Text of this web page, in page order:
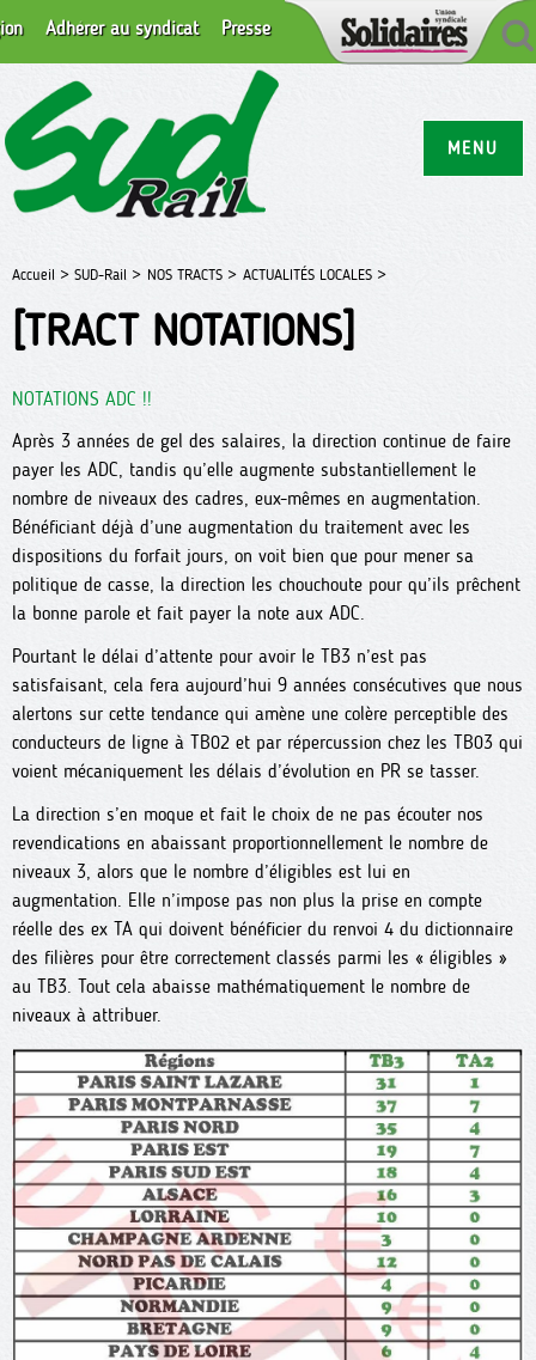
MENU
Adhérer au syndicat Presse
Accueil > SUD-Rail > NOS TRACTS > ACTUALITÉS LOCALES >
[TRACT NOTATIONS]
NOTATIONS ADC !!
Après 3 années de gel des salaires, la direction continue de faire
payer les ADC, tandis qu’elle augmente substantiellement le
nombre de niveaux des cadres, eux-mêmes en augmentation.
Bénéficiant déjà d’une augmentation du traitement avec les
dispositions du forfait jours, on voit bien que pour mener sa
politique de casse, la direction les chouchoute pour qu’ils prêchent
la bonne parole et fait payer la note aux ADC.
Pourtant le délai d’attente pour avoir le TB3 n’est pas
satisfaisant, cela fera aujourd’hui 9 années consécutives que nous
alertons sur cette tendance qui amène une colère perceptible des
conducteurs de ligne à TB02 et par répercussion chez les TB03 qui
voient mécaniquement les délais d’évolution en PR se tasser.
La direction s’en moque et fait le choix de ne pas écouter nos
revendications en abaissant proportionnellement le nombre de
niveaux 3, alors que le nombre d’éligibles est lui en
augmentation. Elle n’impose pas non plus la prise en compte
réelle des ex TA qui doivent bénéficier du renvoi 4 du dictionnaire
des filières pour être correctement classés parmi les « éligibles »
au TB3. Tout cela abaisse mathématiquement le nombre de
niveaux à attribuer.